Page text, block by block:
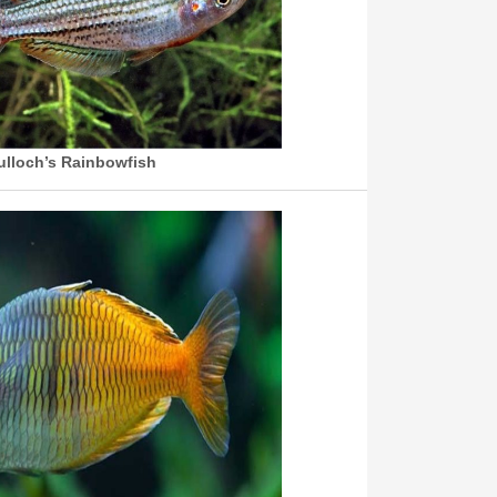
Rainbowfish